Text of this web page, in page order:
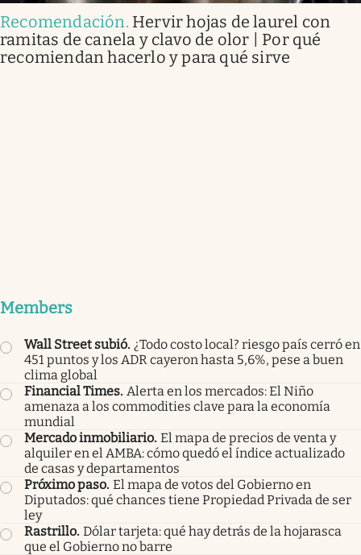
Recomendación. Hervir hojas de laurel con
ramitas de canela y clavo de olor | Por qué
recomiendan hacerlo y para qué sirve
Members
Wall Street subió. ¿Todo costo local? riesgo país cerró en
451 puntos y los ADR cayeron hasta 5,6%, pese a buen
clima global
Financial Times. Alerta en los mercados: El Niño
amenaza a los commodities clave para la economía
mundial
Mercado inmobiliario. El mapa de precios de venta y
alquiler en el AMBA: cómo quedó el índice actualizado
de casas y departamentos
Próximo paso. El mapa de votos del Gobierno en
Diputados: qué chances tiene Propiedad Privada de ser
ley
Rastrillo. Dólar tarjeta: qué hay detrás de la hojarasca
que el Gobierno no barre